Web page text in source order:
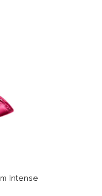
Intense